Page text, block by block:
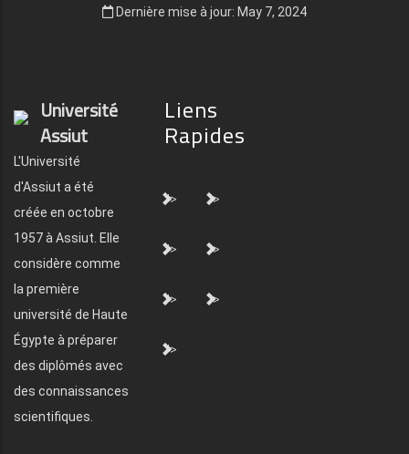
Dernière mise à jour: May 7, 2024
Université
Assiut
L'Université
d'Assiut a été
créée en octobre
1957 à Assiut. Elle
considère comme
la première
université de Haute
Égypte à préparer
des diplômés avec
des connaissances
scientifiques.
Liens
Rapides
"> ">
"> ">
"> ">
">